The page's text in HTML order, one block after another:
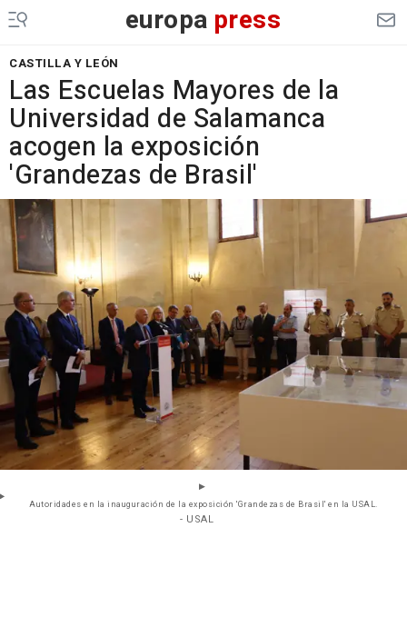
europa press
CASTILLA Y LEÓN
Las Escuelas Mayores de la
Universidad de Salamanca
acogen la exposición
'Grandezas de Brasil'
Autoridades en la inauguración de la exposición 'Grandezas de Brasil' en la USAL.
- USAL